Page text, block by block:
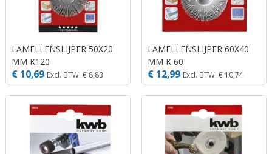
LAMELLENSLIJPER 50X20
MM K120
€ 10,69 Excl. BTW: € 8,83
LAMELLENSLIJPER 60X40
MM K 60
€ 12,99 Excl. BTW: € 10,74